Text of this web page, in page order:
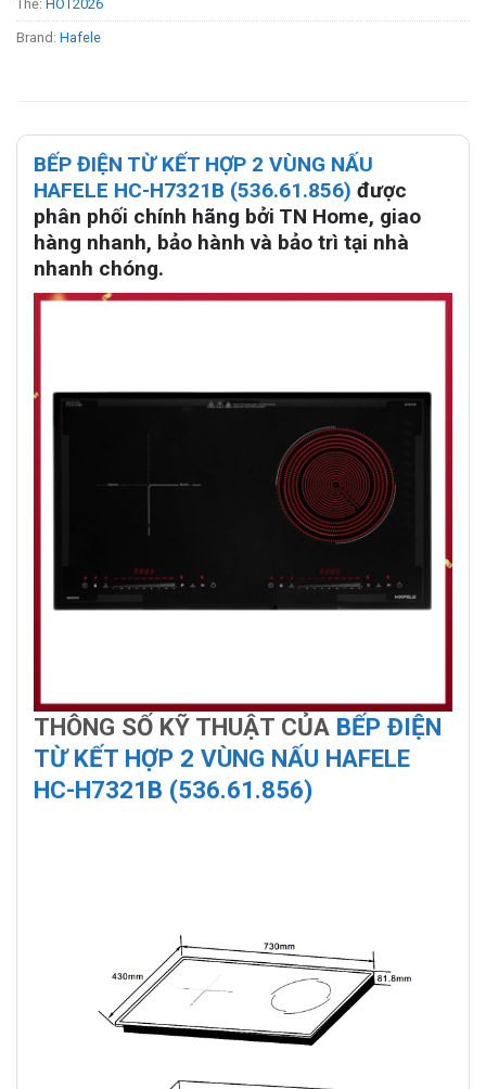
Thẻ: HOT2026
Brand: Hafele
BẾP ĐIỆN TỪ KẾT HỢP 2 VÙNG NẤU
HAFELE HC-H7321B (536.61.856) được
phân phối chính hãng bởi TN Home, giao
hàng nhanh, bảo hành và bảo trì tại nhà
nhanh chóng.
THÔNG SỐ KỸ THUẬT CỦA BẾP ĐIỆN
TỪ KẾT HỢP 2 VÙNG NẤU HAFELE
HC-H7321B (536.61.856)